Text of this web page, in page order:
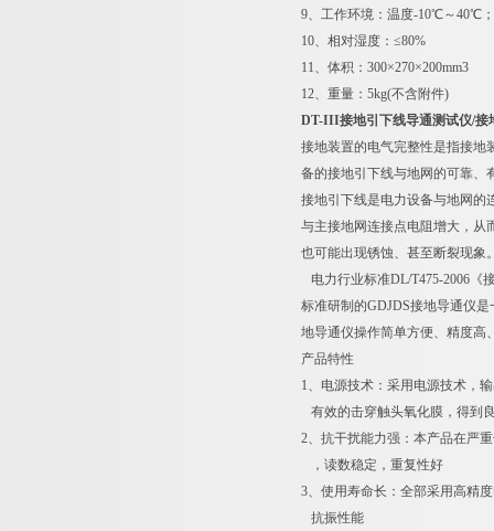
9、工作环境：温度-10℃～40℃
10、相对湿度：≤80%
11、体积：300×270×200mm3
12、重量：5kg(不含附件)
DT-III接地引下线导通测试仪/接
接地装置的电气完整性是指接地
备的接地引下线与地网的可靠、
接地引下线是电力设备与地网的
与主接地网连接点电阻增大，从
也可能出现锈蚀、甚至断裂现象
电力行业标准DL/T475-2006《
标准研制的GDJDS接地导通仪
地导通仪操作简单方便、精度高
产品特性
1、电源技术：采用电源技术，
有效的击穿触头氧化膜，得到
2、抗干扰能力强：本产品在严
，读数稳定，重复性好
3、使用寿命长：全部采用高精
抗振性能